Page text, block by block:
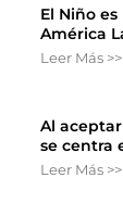
El Niño
América
Leer Más >>
Al
se centra
Leer Más >>